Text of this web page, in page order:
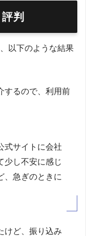
判
以下のような結果
するので、利用前
式サイトに会社
少し不安に感じ
、急ぎのときに
けど、振り込み